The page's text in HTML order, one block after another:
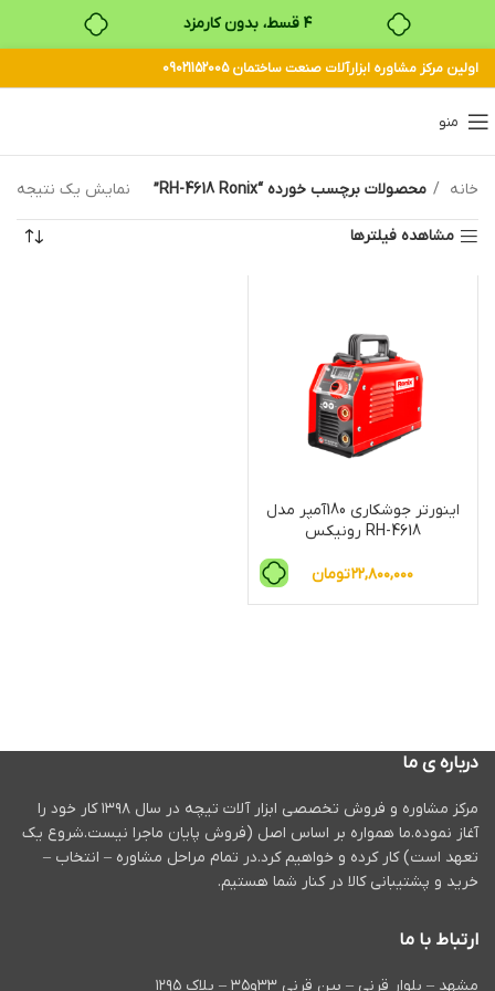
۴ قسط، بدون کارمزد
بدون ضامن، بدون سود
اولین مرکز مشاوره ابزارآلات صنعت ساختمان 09021152005
منو
خانه محصولات برچسب خورده “RH-4618 Ronix” نمایش یک نتیجه
مشاهده فیلترها
اینورتر جوشکاری 180آمپر مدل
RH-4618 رونیکس
۲۲,۸۰۰,۰۰۰تومان
درباره ی ما
مرکز مشاوره و فروش تخصصی ابزار آلات تیچه در سال ۱۳۹۸ کار خود را
آغاز نموده.ما همواره بر اساس اصل (فروش پایان ماجرا نیست.شروع یک
تعهد است) کار کرده و خواهیم کرد.در تمام مراحل مشاوره – انتخاب –
خرید و پشتیبانی کالا در کنار شما هستیم.
ارتباط با ما
مشهد – بلوار قرنی – بین قرنی ۳۳و۳۵ – پلاک ۱۲۹۵